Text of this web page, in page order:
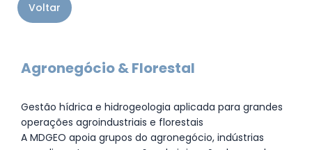
Voltar
Agronegócio & Florestal
Gestão hídrica e hidrogeologia aplicada para grandes
operações agroindustriais e florestais
A MDGEO apoia grupos do agronegócio, indústrias